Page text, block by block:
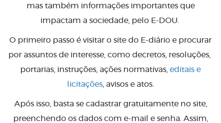
mas também informações importantes que
impactam a sociedade, pelo E-DOU.
O primeiro passo é visitar o site do E-diário e procurar
por assuntos de interesse, como decretos, resoluções,
portarias, instruções, ações normativas, editais e
licitações , avisos e atos.
Após isso, basta se cadastrar gratuitamente no site,
preenchendo os dados com e-mail e senha. Assim,